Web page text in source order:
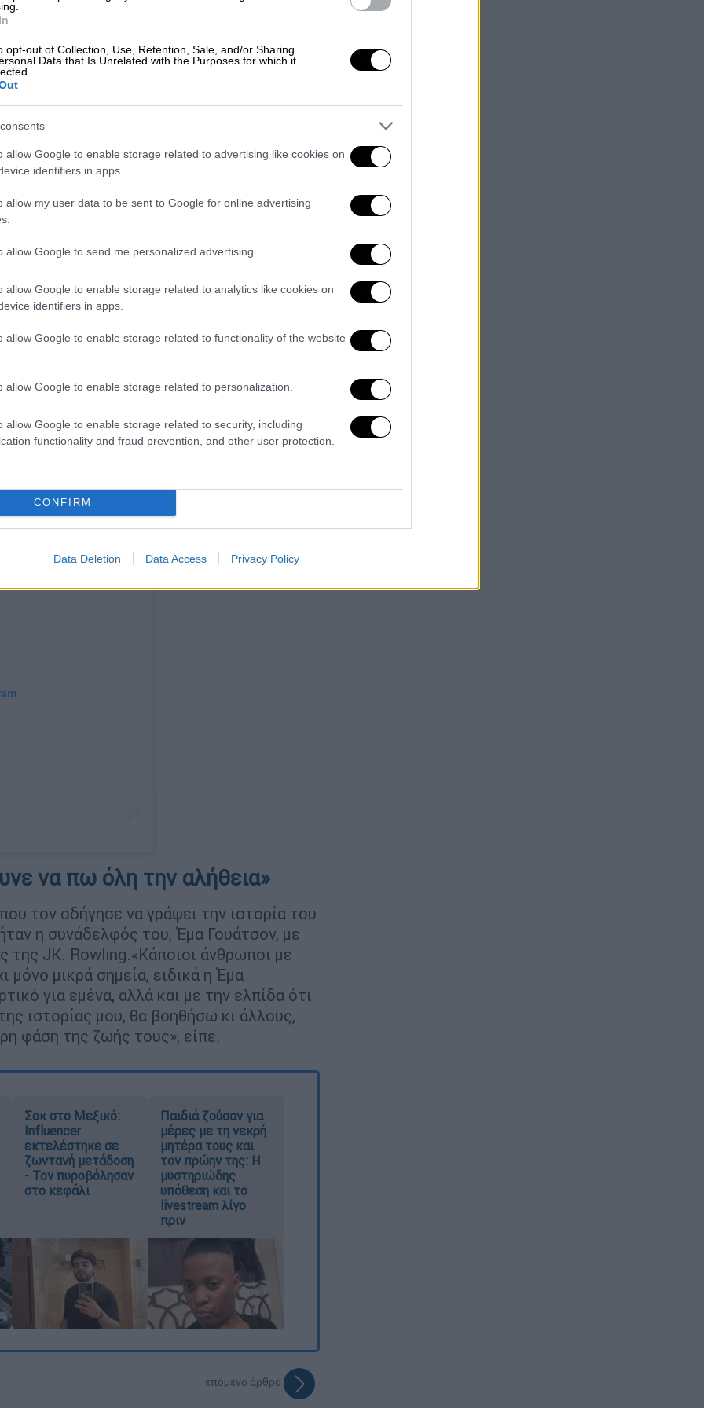
opt-out of Collection, Use, Retention, Sale, and/or Sharing
Data that Is Unrelated with the Purposes for which it
allow Google to enable storage related to advertising like cookies on
identifiers in apps.
allow my user data to be sent to Google for online advertising
allow Google to send me personalized advertising.
allow Google to enable storage related to analytics like cookies on
identifiers in apps.
allow Google to enable storage related to functionality of the website
allow Google to enable storage related to personalization.
allow Google to enable storage related to security, including
functionality and fraud prevention, and other user protection.
CONFIRM
Data Deletion Data Access Privacy Policy
σκοτεινές περιόδους της ζωής του:
πως υπάρχει ένα σοβαρό πρόβλημα,
κατάχρησης ουσιών, είτε οτιδήποτε
του με τοαλκοόλέγινε χειρότερο κατά το
γονείς του. «Είχα ανθρώπους γύρω μου,
δεν ήμουν πραγματικά ευτυχισμένος.
καθαρά. Δεν είχε να κάνει τόσο με
ότι χρειαζόμουν βοήθεια. Νομίζω ότι
τους, δεν συνειδητοποιούν πόσο
να πω όλη την αλήθεια»
τον οδήγησε να γράψει την ιστορία του
η συνάδελφός του, Έμα Γουάτσον, με
της JK. Rowling.«Κάποιοι άνθρωποι με
μόνο μικρά σημεία, ειδικά η Έμα
για εμένα, αλλά και με την ελπίδα ότι
ιστορίας μου, θα βοηθήσω κι άλλους,
φάση της ζωής τους», είπε.
Σοκ στο Μεξικό:
Influencer
εκτελέστηκε σε
ζωντανή μετάδοση
- Τον πυροβόλησαν
στο κεφάλι
Παιδιά ζούσαν για
μέρες με τη νεκρή
μητέρα τους και
τον πρώην της: Η
μυστηριώδης
υπόθεση και το
livestream λίγο
πριν
επόμενο άρθρο